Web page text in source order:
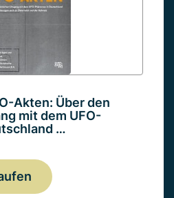
Akten: Über den
mit dem UFO-
…